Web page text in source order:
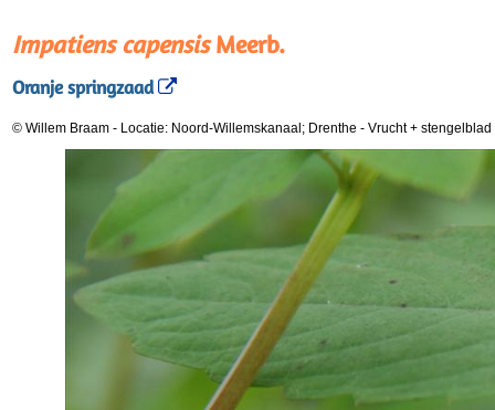
Impatiens capensisMeerb.
Oranje springzaad
© Willem Braam - Locatie: Noord-Willemskanaal; Drenthe - Vrucht + stengelblad